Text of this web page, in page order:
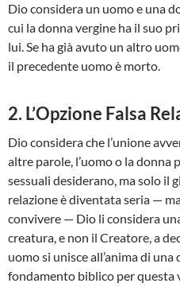
Dio considera un uomo e una
cui la donna vergine ha il suo
lui. Se ha già avuto un altro
il precedente uomo è morto.
2. L’Opzione Falsa
Dio considera che l’unione
altre parole, l’uomo o la
sessuali desiderano, ma solo il
relazione è diventata seria —
convivere — Dio li considera
creatura, e non il Creatore, a
uomo si unisce all’anima di
fondamento biblico per questa